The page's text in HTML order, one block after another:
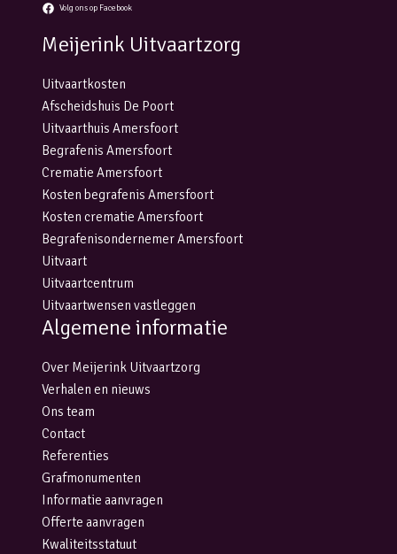
Volg ons op Facebook
Meijerink Uitvaartzorg
Uitvaartkosten
Afscheidshuis De Poort
Uitvaarthuis Amersfoort
Begrafenis Amersfoort
Crematie Amersfoort
Kosten begrafenis Amersfoort
Kosten crematie Amersfoort
Begrafenisondernemer Amersfoort
Uitvaart
Uitvaartcentrum
Uitvaartwensen vastleggen
Algemene informatie
Over Meijerink Uitvaartzorg
Verhalen en nieuws
Ons team
Contact
Referenties
Grafmonumenten
Informatie aanvragen
Offerte aanvragen
Kwaliteitsstatuut